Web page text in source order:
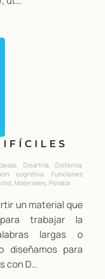
Disartria, Disfemia,
cognitiva, Funciones
Materiales, Psilaba
un material que
trabajar la
largas o
diseñamos para
con D…